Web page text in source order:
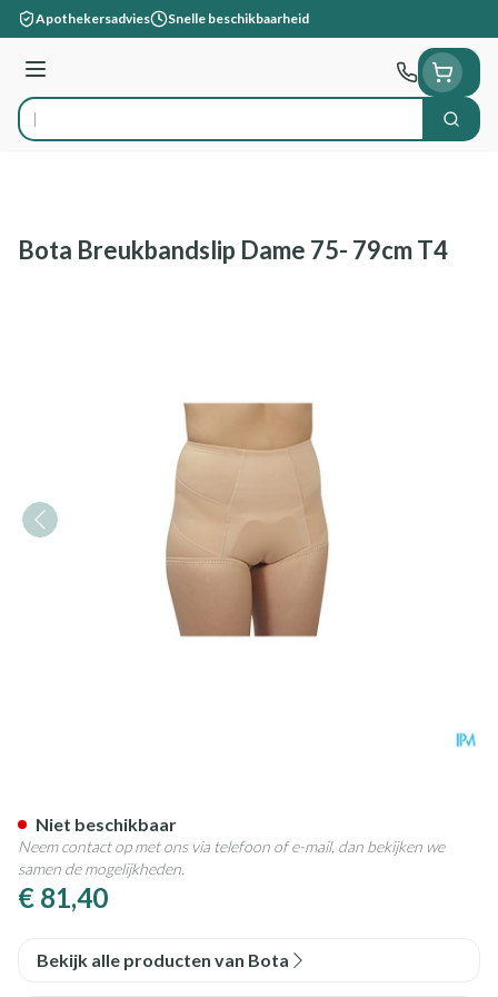
Ga naar de inhoud
Apothekersadvies Snelle beschikbaarheid
Menu
Product, merk, categorie... Zoek
Bota Breukbandslip Dame 75- 79cm T4
€ 81,40
Niet beschikbaar
Neem contact op met ons via telefoon of e-mail, dan bekijken we
samen de mogelijkheden.
Bekijk alle producten van Bota